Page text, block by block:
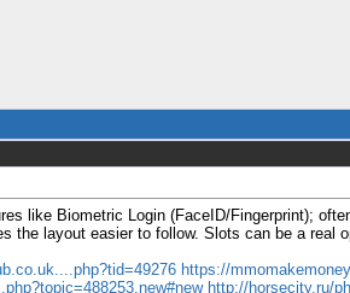
like Biometric Login (FaceID/Fingerprint);
layout easier to follow. Slots can be a real
https://
http://horsecity.ru/